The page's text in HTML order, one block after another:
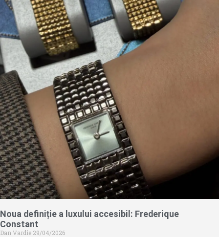
Noua definiție a luxului accesibil: Frederique
Constant
Dan Vardie 29/04/2026